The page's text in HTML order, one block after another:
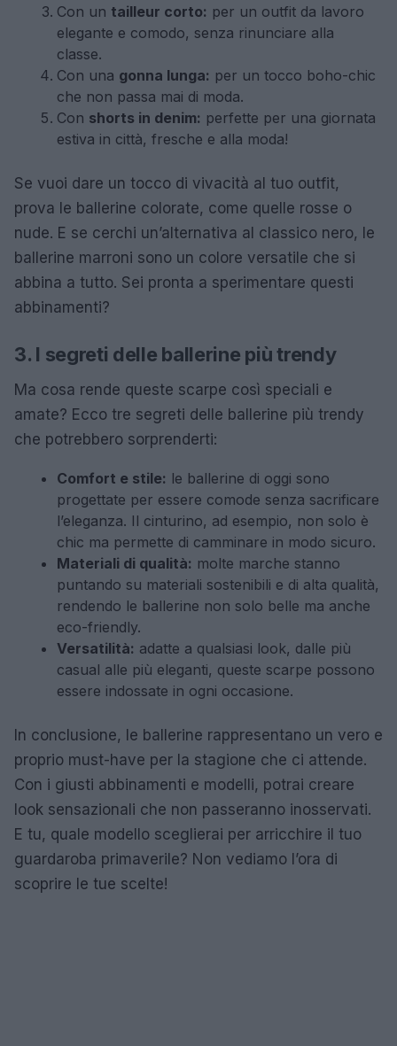
Con un tailleur corto: per un outfit da lavoro
elegante e comodo, senza rinunciare alla
classe.
Con una gonna lunga: per un tocco boho-chic
che non passa mai di moda.
Con shorts in denim: perfette per una giornata
estiva in città, fresche e alla moda!
Se vuoi dare un tocco di vivacità al tuo outfit,
prova le ballerine colorate, come quelle rosse o
nude. E se cerchi un’alternativa al classico nero, le
ballerine marroni sono un colore versatile che si
abbina a tutto. Sei pronta a sperimentare questi
abbinamenti?
3. I segreti delle ballerine più trendy
Ma cosa rende queste scarpe così speciali e
amate? Ecco tre segreti delle ballerine più trendy
che potrebbero sorprenderti:
Comfort e stile: le ballerine di oggi sono
progettate per essere comode senza sacrificare
l’eleganza. Il cinturino, ad esempio, non solo è
chic ma permette di camminare in modo sicuro.
Materiali di qualità: molte marche stanno
puntando su materiali sostenibili e di alta qualità,
rendendo le ballerine non solo belle ma anche
eco-friendly.
Versatilità: adatte a qualsiasi look, dalle più
casual alle più eleganti, queste scarpe possono
essere indossate in ogni occasione.
In conclusione, le ballerine rappresentano un vero e
proprio must-have per la stagione che ci attende.
Con i giusti abbinamenti e modelli, potrai creare
look sensazionali che non passeranno inosservati.
E tu, quale modello sceglierai per arricchire il tuo
guardaroba primaverile? Non vediamo l’ora di
scoprire le tue scelte!